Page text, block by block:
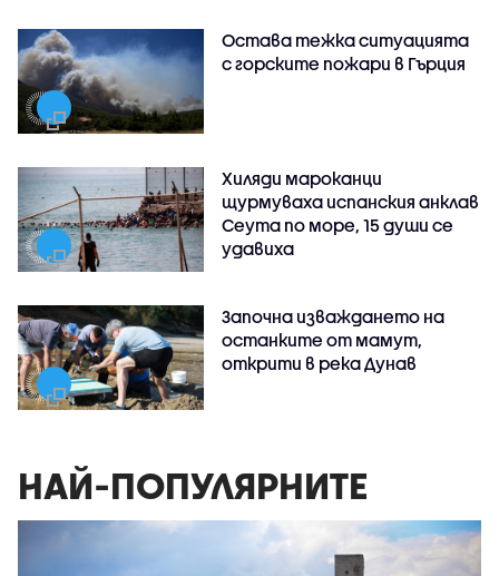
Остава тежка ситуацията
с горските пожари в Гърция
Хиляди мароканци
щурмуваха испанския анклав
Сеута по море, 15 души се
удавиха
Започна изваждането на
останките от мамут,
открити в река Дунав
НАЙ-ПОПУЛЯРНИТЕ